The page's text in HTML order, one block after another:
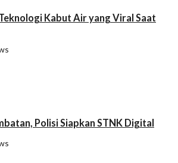
Kabut Air yang Viral Saat
Polisi Siapkan STNK Digital